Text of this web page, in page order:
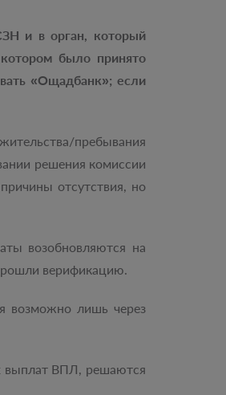
и в орган, который
было принято
«Ощадбанк»; если
пребывания
решения комиссии
отсутствия, но
возобновляются на
верификацию.
возможно лишь через
выплат ВПЛ, решаются